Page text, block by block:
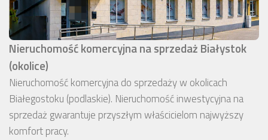
Nieruchomość komercyjna na sprzedaż Białystok
(okolice)
Nieruchomość komercyjna do sprzedaży w okolicach
Białegostoku (podlaskie). Nieruchomość inwestycyjna na
sprzedaż gwarantuje przyszłym właścicielom najwyższy
komfort pracy.